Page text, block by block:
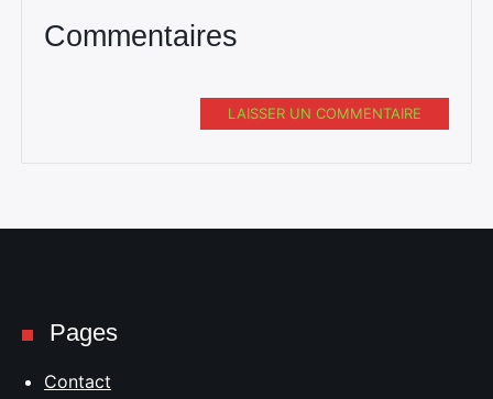
Commentaires
LAISSER UN COMMENTAIRE
Pages
Contact